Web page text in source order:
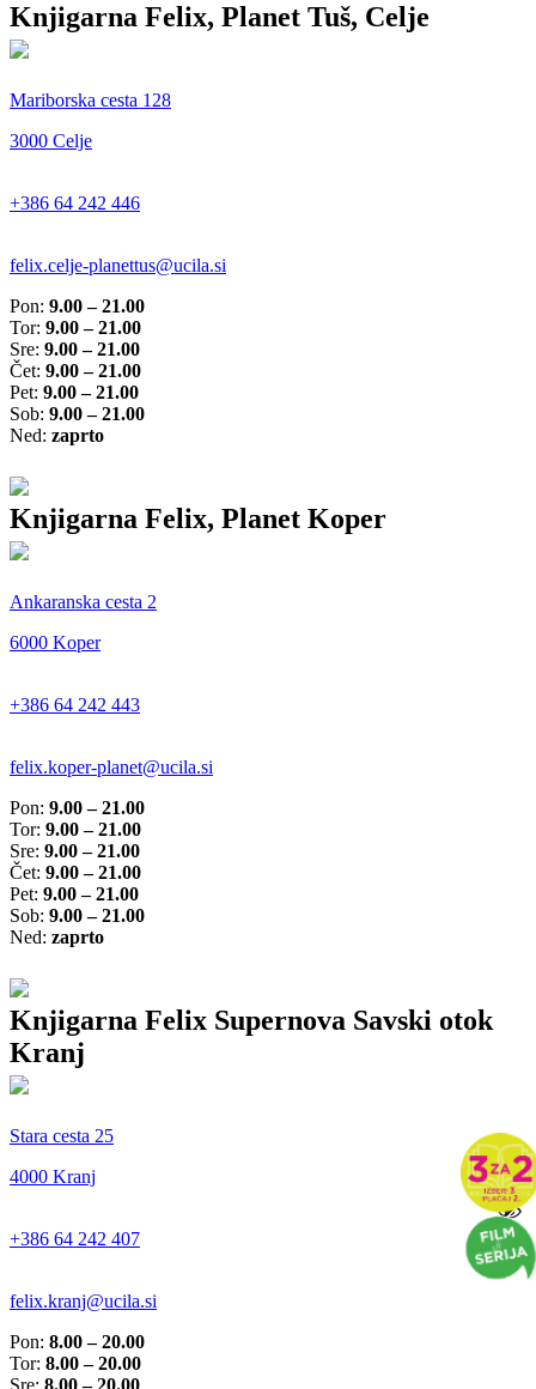
Knjigarna Felix, Planet Tuš, Celje
Mariborska cesta 128
3000 Celje
+386 64 242 446
felix.celje-planettus@ucila.si
Pon: 9.00 – 21.00
Tor: 9.00 – 21.00
Sre: 9.00 – 21.00
Čet: 9.00 – 21.00
Pet: 9.00 – 21.00
Sob: 9.00 – 21.00
Ned: zaprto
Knjigarna Felix, Planet Koper
Ankaranska cesta 2
6000 Koper
+386 64 242 443
felix.koper-planet@ucila.si
Pon: 9.00 – 21.00
Tor: 9.00 – 21.00
Sre: 9.00 – 21.00
Čet: 9.00 – 21.00
Pet: 9.00 – 21.00
Sob: 9.00 – 21.00
Ned: zaprto
Knjigarna Felix Supernova Savski otok
Kranj
Stara cesta 25
4000 Kranj
+386 64 242 407
felix.kranj@ucila.si
Pon: 8.00 – 20.00
Tor: 8.00 – 20.00
Sre: 8.00 – 20.00